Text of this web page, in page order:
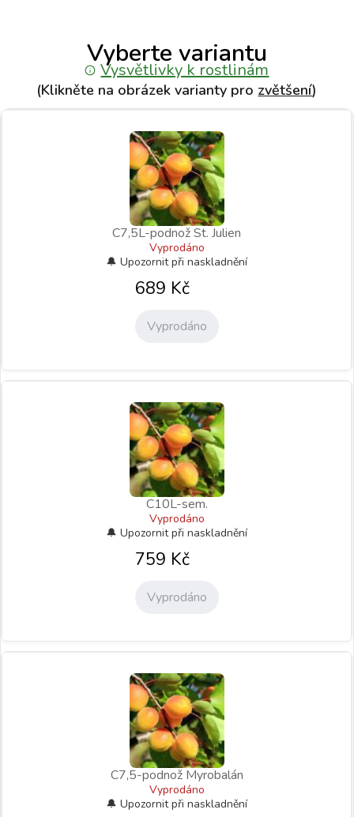
Vyberte variantu
Vysvětlivky k rostlinám
(Klikněte na obrázek varianty pro zvětšení)
C7,5L-podnož St. Julien
Vyprodáno
689 Kč
Vyprodáno
C10L-sem.
Vyprodáno
759 Kč
Vyprodáno
C7,5-podnož Myrobalán
Vyprodáno